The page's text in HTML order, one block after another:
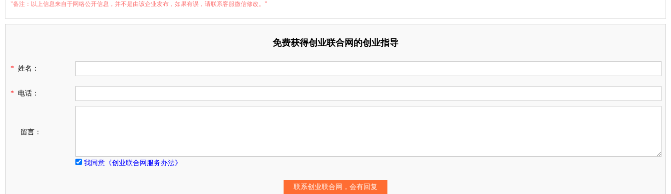
"备注：以上信息来自于网络公开信息，并不是由该企业发布，如果有误，请联系客服微信修改。"
免费获得创业联合网的创业指导
* 姓名：
* 电话：
留言：
我同意《创业联合网服务办法》